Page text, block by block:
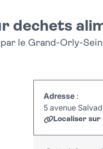
dechets
le Grand-Orly-
Adresse :
5 avenue
Localiser
+